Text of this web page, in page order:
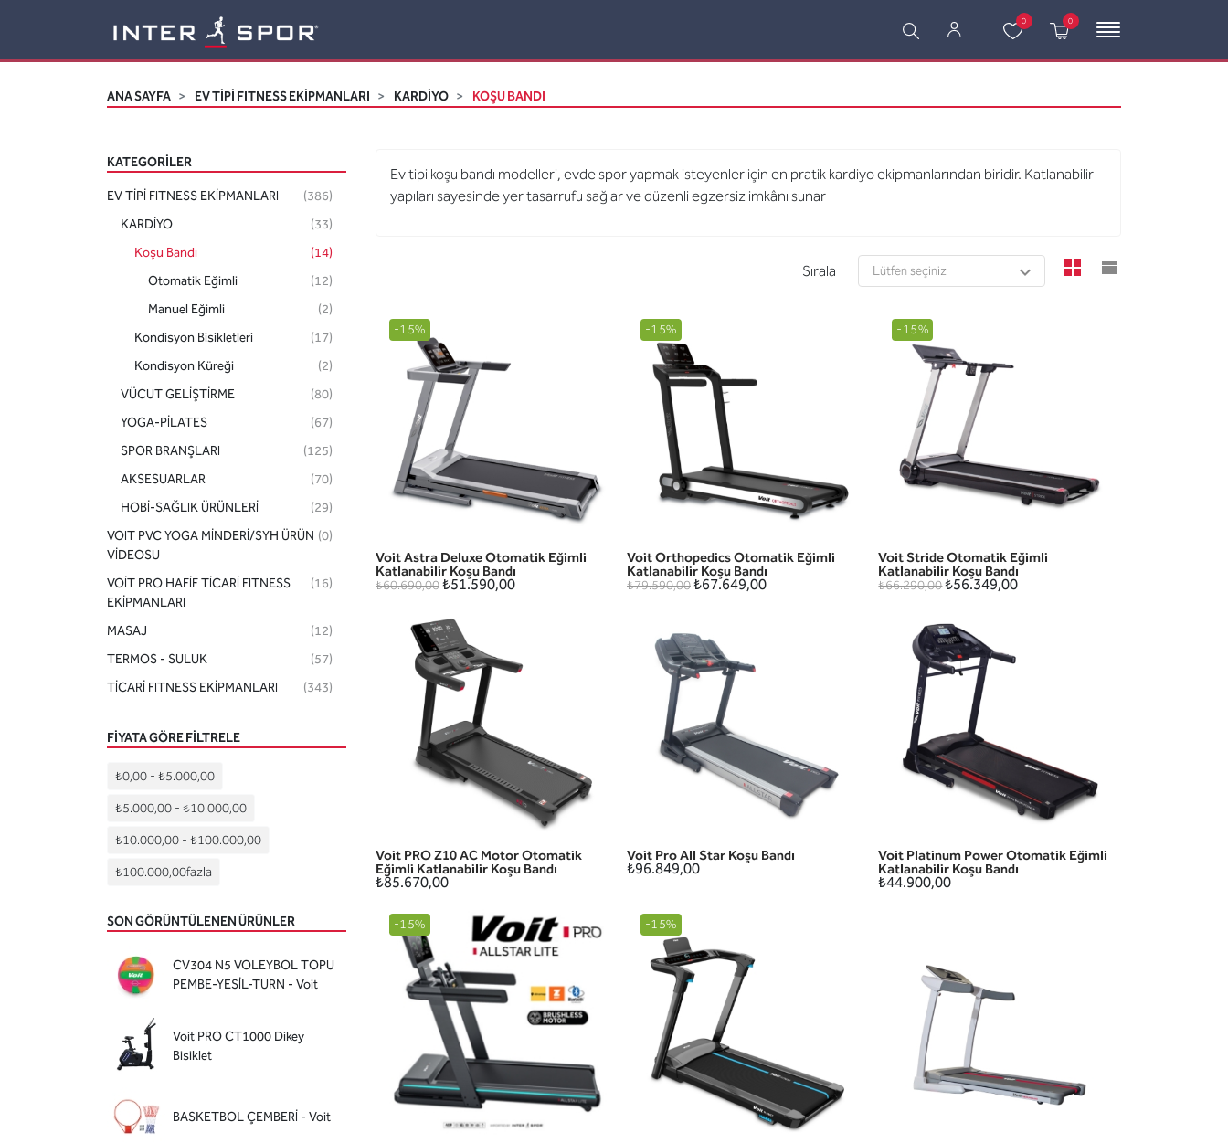
0 0
ANA SAYFA EV TİPİ FITNESS EKİPMANLARI KARDİYO KOŞU BANDI
KATEGORILER
EV TİPİ FITNESS EKİPMANLARI
(386)
KARDİYO
(33)
Koşu Bandı
(14)
Otomatik Eğimli
(12)
Manuel Eğimli
(2)
Kondisyon Bisikletleri
(17)
Kondisyon Küreği
(2)
VÜCUT GELİŞTİRME
(80)
YOGA-PİLATES
(67)
SPOR BRANŞLARI
(125)
AKSESUARLAR
(70)
HOBİ-SAĞLIK ÜRÜNLERİ
(29)
VOIT PVC YOGA MİNDERİ/SYH ÜRÜN
VİDEOSU
(0)
VOİT PRO HAFİF TİCARİ FITNESS
EKİPMANLARI
(16)
MASAJ
(12)
TERMOS - SULUK
(57)
TİCARİ FITNESS EKİPMANLARI
(343)
FIYATA GÖRE FILTRELE
₺0,00 - ₺5.000,00
₺5.000,00 - ₺10.000,00
₺10.000,00 - ₺100.000,00
₺100.000,00fazla
SON GÖRÜNTÜLENEN ÜRÜNLER
CV304 N5 VOLEYBOL TOPU
PEMBE-YESİL-TURN - Voit
Voit PRO CT1000 Dikey
Bisiklet
BASKETBOL ÇEMBERİ - Voit
Ev tipi koşu bandı modelleri, evde spor yapmak isteyenler için en pratik kardiyo ekipmanlarından biridir. Katlanabilir
yapıları sayesinde yer tasarrufu sağlar ve düzenli egzersiz imkânı sunar
Sırala viewmode grid
HIZLI GÖRÜNÜM
-15%
Voit Astra Deluxe Otomatik Eğimli
Katlanabilir Koşu Bandı
₺60.690,00 ₺51.590,00
HIZLI GÖRÜNÜM
-15%
Voit Orthopedics Otomatik Eğimli
Katlanabilir Koşu Bandı
₺79.590,00₺67.649,00
HIZLI GÖRÜNÜM
-15%
Voit Stride Otomatik Eğimli
Katlanabilir Koşu Bandı
₺66.290,00₺56.349,00
HIZLI GÖRÜNÜM
Voit PRO Z10 AC Motor Otomatik
Eğimli Katlanabilir Koşu Bandı
₺85.670,00
HIZLI GÖRÜNÜM
Voit Pro All Star Koşu Bandı
₺96.849,00 HIZLI GÖRÜNÜM
Voit Platinum Power Otomatik Eğimli
Katlanabilir Koşu Bandı
₺44.900,00
-15% -15%